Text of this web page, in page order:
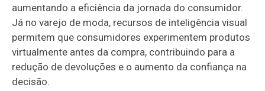
aumentando a eficiência da jornada do consumidor.
Já no varejo de moda, recursos de inteligência visual
permitem que consumidores experimentem produtos
virtualmente antes da compra, contribuindo para a
redução de devoluções e o aumento da confiança na
decisão.